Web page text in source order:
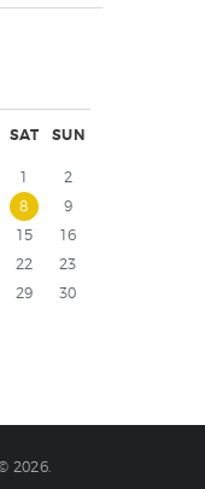
SAT SUN
1
2
8
9
15
16
22
23
29
30
2026.